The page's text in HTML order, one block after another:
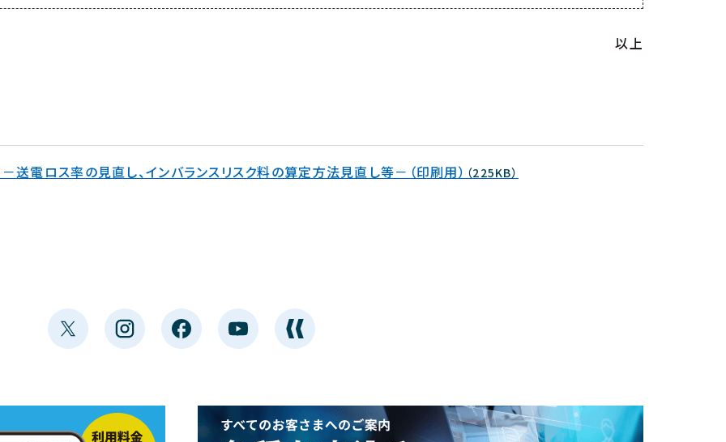
以上
送電ロス率の見直し、インバランスリスク料の算定方法見直し等－（印刷用） （225KB）